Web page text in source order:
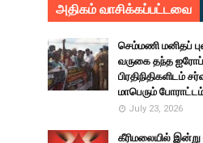
அதிகம் வாசிக்கப்பட்டவை
செம்மணி மனிதப்
வருகை தந்த
பிரதிநிதிகளிடம்
மாபெரும்
July 23, 2026
கீரிமலையில்